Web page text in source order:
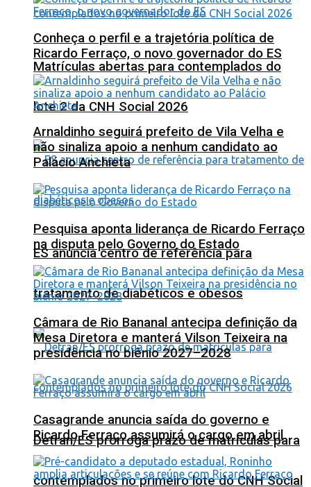
Matrículas abertas para contemplados do
lote 2 da CNH Social 2026
ES anuncia centro de referência para
tratamento de diabéticos e obesos
Detran/ES prorroga prazo de matrículas para
contemplados no primeiro lote do CNH Social
Conheça o perfil e a trajetória política de
Ricardo Ferraço, o novo governador do ES
Arnaldinho seguirá prefeito de Vila Velha e
não sinaliza apoio a nenhum candidato ao
Palácio Anchieta
Pesquisa aponta liderança de Ricardo Ferraço
na disputa pelo Governo do Estado
Câmara de Rio Bananal antecipa definição da
Mesa Diretora e manterá Vilson Teixeira na
presidência no biênio 2027–2028
Casagrande anuncia saída do governo e
Ricardo Ferraço assumirá o cargo em abril